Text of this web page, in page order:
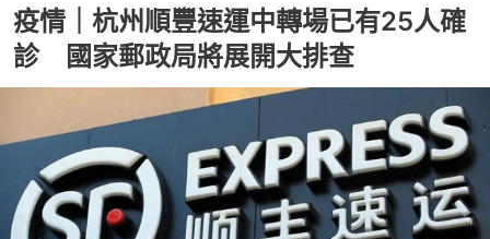
疫情｜杭州順豐速運中轉場已有25人確
診 國家郵政局將展開大排查